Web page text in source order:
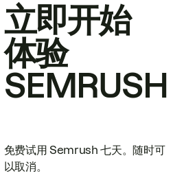
立即开始
体验
SEMRUSH
免费试用 Semrush 七天。随时可
以取消。